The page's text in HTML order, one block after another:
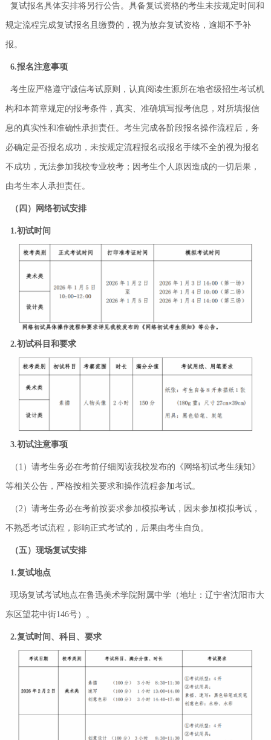
复试报名具体安排将另行公告。具备复试资格的考生未按规定时间和
规定流程完成复试报名且缴费的，视为放弃复试资格，逾期不予补
报。
6.报名注意事项
考生应严格遵守诚信考试原则，认真阅读生源所在地省级招生考试机
构和本简章规定的报考条件，真实、准确填写报考信息，对所填报信
息的真实性和准确性承担责任。考生完成各阶段报名操作流程后，务
必确定是否报名成功，未按规定流程报名或报名手续不全的视为报名
不成功，无法参加我校专业校考；因考生个人原因造成的一切后果，
由考生本人承担责任。
（ 四 ） 网络初试安排
1.初试时间
2.初试科目和要求
3.初试注意事项
（1）请考生务必在考前仔细阅读我校发布的《网络初试考生须知》
等相关公告，严格按相关要求和操作流程参加考试。
（2）请考生务必在考前按要求参加模拟考试，因未参加模拟考试，
不熟悉考试流程，影响正式考试的，后果由考生自负。
（五）现场复试安排
1.复试地点
现场复试考试地点在鲁迅美术学院附属中学（地址：辽宁省沈阳市大
东区望花中街146号）。
2.复试时间、科目、要求